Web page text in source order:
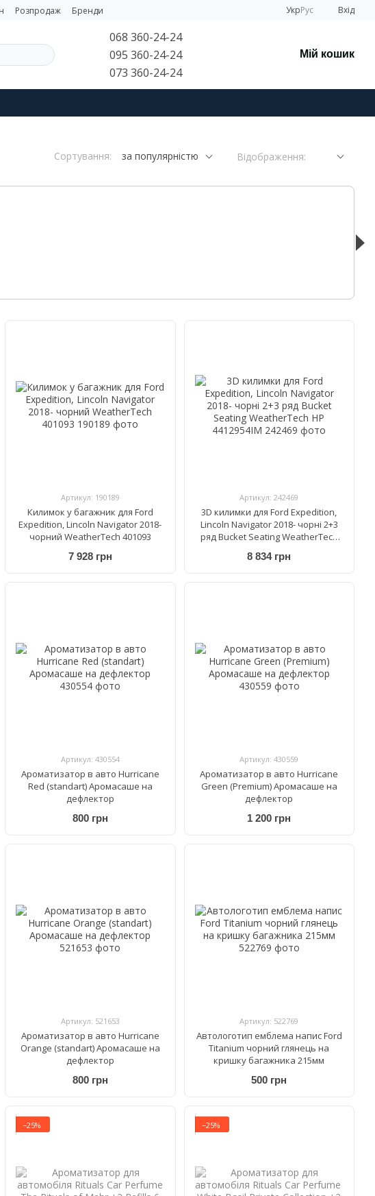
Розпродаж Бренди УкрРус Вхід
068 360-24-24
095 360-24-24
073 360-24-24
Мій кошик
Сортування: за популярністю Відображення:
Артикул: 190189
Килимок у багажник для Ford
Expedition, Lincoln Navigator 2018-
чорний WeatherTech 401093
7 928 грн
Артикул: 242469
3D килимки для Ford Expedition,
Lincoln Navigator 2018- чорні 2+3
ряд Bucket Seating WeatherTech
8 834 грн
Артикул: 430554
Ароматизатор в авто Hurricane
Red (standart) Аромасаше на
дефлектор
800 грн
Артикул: 430559
Ароматизатор в авто Hurricane
Green (Premium) Аромасаше на
дефлектор
1 200 грн
Артикул: 521653
Ароматизатор в авто Hurricane
Orange (standart) Аромасаше на
дефлектор
800 грн
Артикул: 522769
Автологотип емблема напис Ford
Titanium чорний глянець на
кришку багажника 215мм
500 грн
−25% −25%